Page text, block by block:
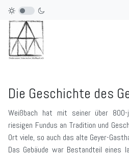
Die Geschichte des
Weißbach hat mit seiner über 800-
riesigen Fundus an Tradition und
Ort viele, so auch das alte Geyer-
Das Gebäude war Bestandteil eines